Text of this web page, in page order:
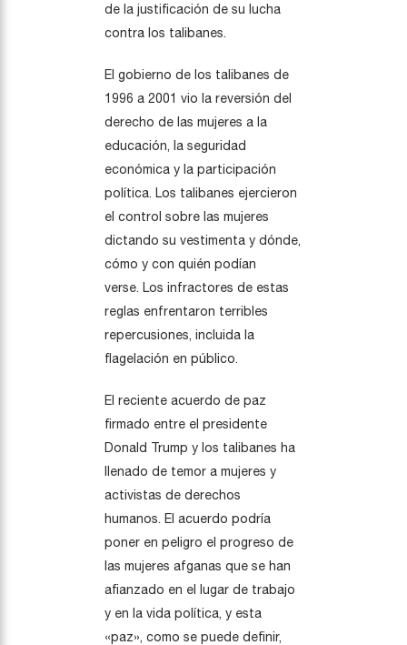
de la justificación de su lucha
contra los talibanes.
El gobierno de los talibanes de
1996 a 2001 vio la reversión del
derecho de las mujeres a la
educación, la seguridad
económica y la participación
política. Los talibanes ejercieron
el control sobre las mujeres
dictando su vestimenta y dónde,
cómo y con quién podían
verse. Los infractores de estas
reglas enfrentaron terribles
repercusiones, incluida la
flagelación en público.
El reciente acuerdo de paz
firmado entre el presidente
Donald Trump y los talibanes ha
llenado de temor a mujeres y
activistas de derechos
humanos. El acuerdo podría
poner en peligro el progreso de
las mujeres afganas que se han
afianzado en el lugar de trabajo
y en la vida política, y esta
«paz», como se puede definir,